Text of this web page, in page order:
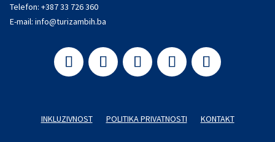
Telefon: +387 33 726 360
E-mail: info@turizambih.ba
INKLUZIVNOST POLITIKA PRIVATNOSTI KONTAKT